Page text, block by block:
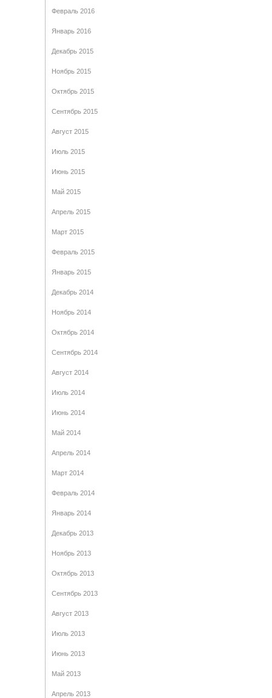
Февраль 2016
Январь 2016
Декабрь 2015
Ноябрь 2015
Октябрь 2015
Сентябрь 2015
Август 2015
Июль 2015
Июнь 2015
Май 2015
Апрель 2015
Март 2015
Февраль 2015
Январь 2015
Декабрь 2014
Ноябрь 2014
Октябрь 2014
Сентябрь 2014
Август 2014
Июль 2014
Июнь 2014
Май 2014
Апрель 2014
Март 2014
Февраль 2014
Январь 2014
Декабрь 2013
Ноябрь 2013
Октябрь 2013
Сентябрь 2013
Август 2013
Июль 2013
Июнь 2013
Май 2013
Апрель 2013